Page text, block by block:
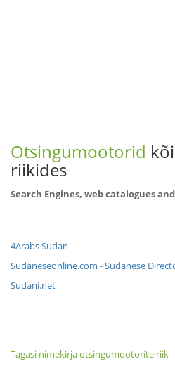
Otsingumootorid
riikides
Search Engines, web catalogues
4Arabs Sudan
Sudaneseonline.com - Sudanese
Sudani.net
Tagasi nimekirja otsingumootorite riik